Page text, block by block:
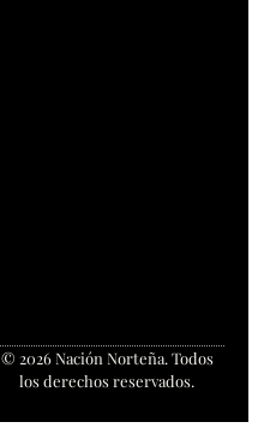
© 2026 Nación Norteña. Todos
los derechos reservados.